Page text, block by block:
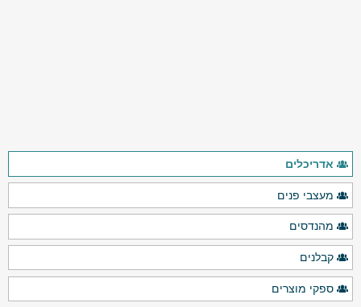
אדריכלים
מעצבי פנים
מהנדסים
קבלנים
ספקי מוצרים